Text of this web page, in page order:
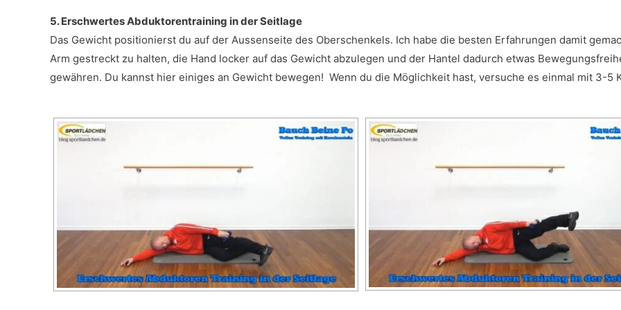
5. Erschwertes Abduktorentraining in der Seitlage
Das Gewicht positionierst du auf der Aussenseite des Oberschenkels. Ich habe die besten Erfahrungen damit
Arm gestreckt zu halten, die Hand locker auf das Gewicht abzulegen und der Hantel dadurch etwas
gewähren. Du kannst hier einiges an Gewicht bewegen! Wenn du die Möglichkeit hast, versuche es einmal mit 3-5